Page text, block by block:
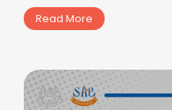
Read More